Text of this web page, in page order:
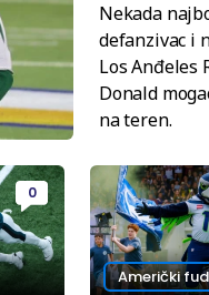
Nekada
defanzivac i
Los Anđeles
Donald
na teren.
0
Američki